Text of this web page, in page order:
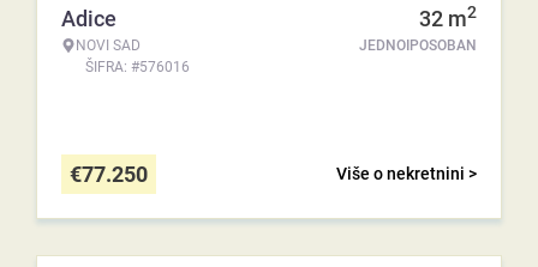
Adice
NOVI SAD
ŠIFRA: #576016
32 m2
JEDNOIPOSOBAN
Više o nekretnini >
€77.250